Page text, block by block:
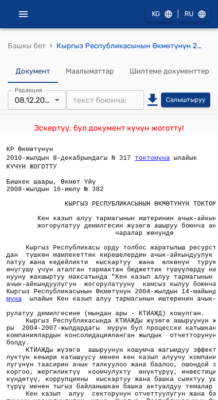
KG RU
Башкы бет › Кыргыз Республикасынын Өкмөтүнүн 2008-жылдын 16-июлундагы № 382 Кен казып алуу тармагынын иштеринин ачык-айкындуулугун жогорулатуу демилгесин жүзөгө ашыруу боюнча андан аркы чаралар жөнүндө токтому
Документ Маалыматтар Шилтеме документтер
Редакция
08.12.2010 Салыштыруу
Эскертүү, бул документ күчүн жоготту!